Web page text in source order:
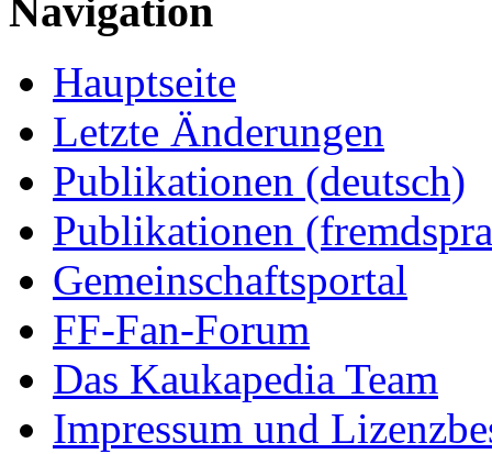
Navigation
Hauptseite
Letzte Änderungen
Publikationen (deutsch)
Publikationen
Gemeinschaftsportal
FF-Fan-Forum
Das Kaukapedia Team
Impressum und